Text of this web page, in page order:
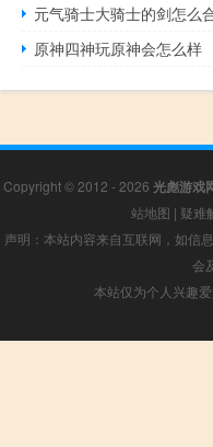
元气骑士大骑士的剑怎么
原神四神玩原神会怎么样
Copyright © 2012 - 2026 光彪游戏
站地图 | 疑难
声明：本站内容来自互联网，如信
会
本站仅为个人兴趣